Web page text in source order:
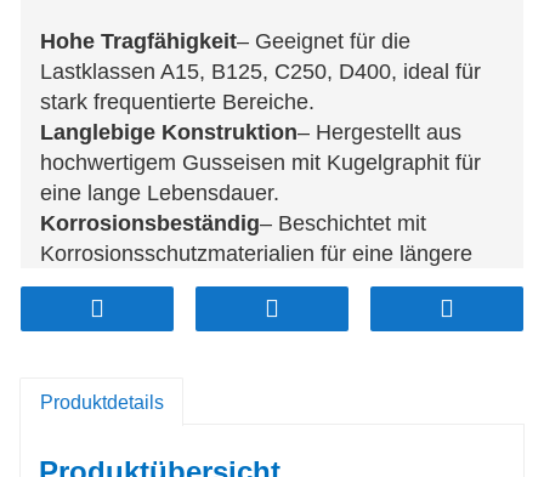
Hohe Tragfähigkeit– Geeignet für die
Lastklassen A15, B125, C250, D400, ideal für
stark frequentierte Bereiche.
Langlebige Konstruktion– Hergestellt aus
hochwertigem Gusseisen mit Kugelgraphit für
eine lange Lebensdauer.
Korrosionsbeständig– Beschichtet mit
Korrosionsschutzmaterialien für eine längere
Lebensdauer.
Rutschfeste Oberfläche
Fußgängern.
Verhindert unbefugten Zugriff und erhöht die
Produktdetails